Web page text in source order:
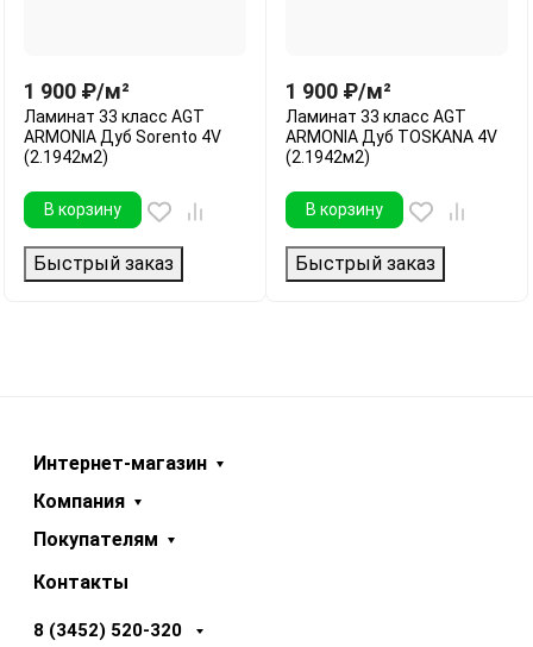
1 900 ₽/м²
Ламинат 33 класс AGT
ARMONIA Дуб Sorento 4V
(2.1942м2)
В корзину
Быстрый заказ
1 900 ₽/м²
Ламинат 33 класс AGT
ARMONIA Дуб TOSKANA 4V
(2.1942м2)
В корзину
Быстрый заказ
Интернет-магазин
Компания
Покупателям
Контакты
8 (3452) 520-320